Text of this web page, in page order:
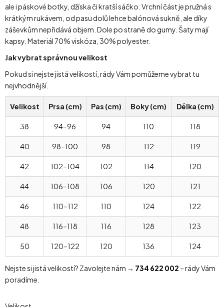
ale i páskové botky, džíska či kratší sáčko. Vrchní část je pružná s
krátkým rukávem, od pasu dolů lehce balónová sukně, ale díky
záševkům nepřidává objem. Dole po straně do gumy. Šaty mají
kapsy. Materiál 70% viskóza, 30% polyester.
Jak vybrat správnou velikost
Pokud si nejste jistá velikostí, rády Vám pomůžeme vybrat tu
nejvhodnější.
Velikost Prsa (cm) Pas (cm) Boky (cm) Délka (cm)
38 94–96 94 110 118
40 98–100 98 112 119
42 102–104 102 114 120
44 106–108 106 120 121
46 110–112 110 124 122
48 116–118 116 128 123
50 120–122 120 136 124
Nejste si jistá velikostí? Zavolejte nám → 734 622 002 – rády Vám
poradíme.